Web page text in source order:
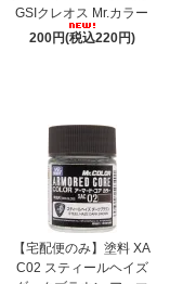
GSIクレオス Mr.カラー
200円(税込220円)
【宅配便のみ】塗料 XA
C02 スティールヘイズ